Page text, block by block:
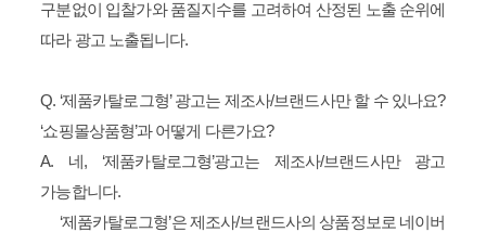
구분없이 입찰가와 품질지수를 고려하여 산정된 노출 순위에
따라 광고 노출됩니다.
Q. ‘제품카탈로그형’ 광고는 제조사/브랜드사만 할 수 있나요?
‘쇼핑몰상품형’과 어떻게 다른가요?
A. 네, ‘제품카탈로그형’광고는 제조사/브랜드사만 광고
가능합니다.
‘제품카탈로그형’은 제조사/브랜드사의 상품정보로 네이버